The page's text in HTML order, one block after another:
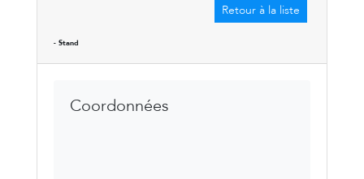
Retour à la liste
- Stand
Coordonnées